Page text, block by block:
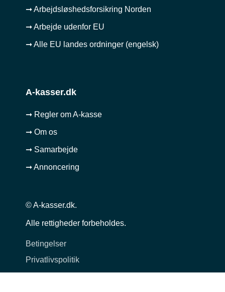
➞ Arbejdsløshedsforsikring Norden
➞ Arbejde udenfor EU
➞ Alle EU landes ordninger (engelsk)
A-kasser.dk
➞ Regler om A-kasse
➞ Om os
➞ Samarbejde
➞ Annoncering
© A-kasser.dk.
Alle rettigheder forbeholdes.
Betingelser
Privatlivspolitik